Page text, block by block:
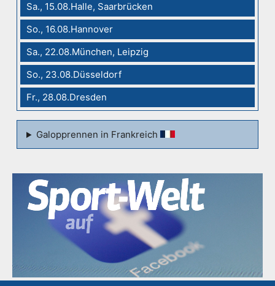
Sa., 15.08.Halle, Saarbrücken
So., 16.08.Hannover
Sa., 22.08.München, Leipzig
So., 23.08.Düsseldorf
Fr., 28.08.Dresden
Galopprennen in Frankreich